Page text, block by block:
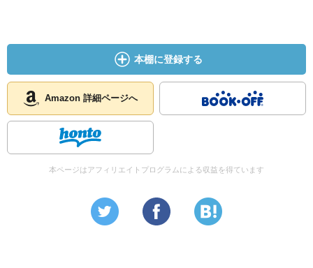
本棚に登録する
Amazon 詳細ページへ
本ページはアフィリエイトプログラムによる収益を得ています